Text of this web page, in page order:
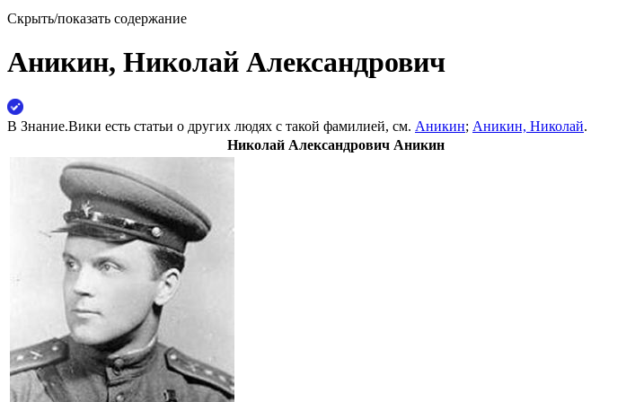
Скрыть/показать содержание
Аникин, Николай Александрович
В Знание.Вики есть статьи о других людях с такой фамилией, см. Аникин; Аникин, Николай.
Николай Александрович Аникин